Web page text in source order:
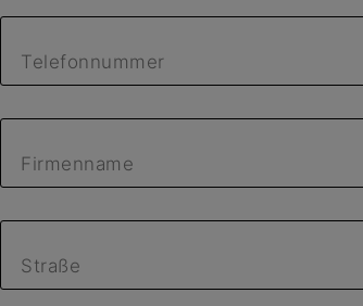
Telefonnummer
Firmenname
Straße